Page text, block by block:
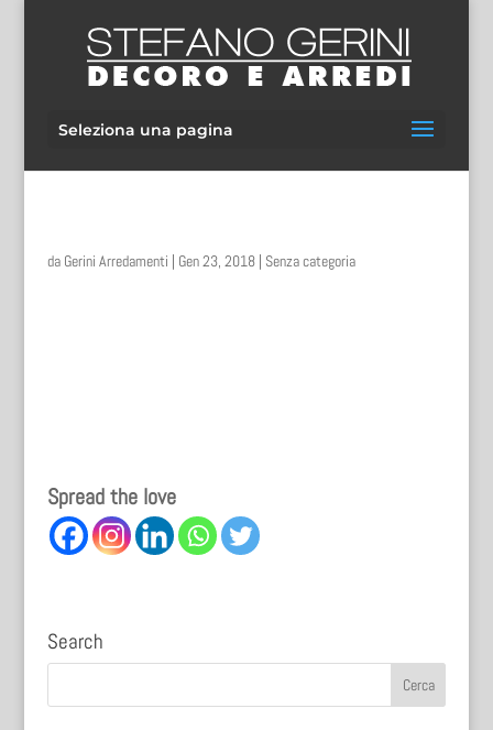
Seleziona una pagina
da Gerini Arredamenti | Gen 23, 2018| Senza categoria
Spread the love
Search